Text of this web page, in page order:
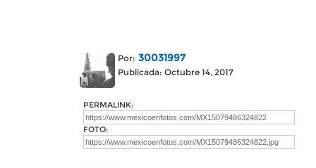
Por: 30031997
Publicada: Octubre 14, 2017
PERMALINK:
FOTO: